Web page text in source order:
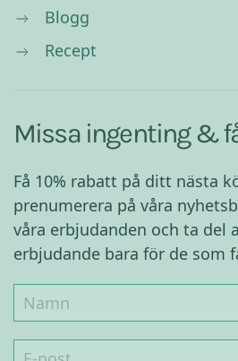
Blogg
Recept
Missa ingenting &
Få 10% rabatt på ditt nästa
prenumerera på våra
våra erbjudanden och ta del
erbjudande bara för de som